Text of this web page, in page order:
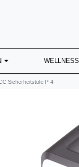
WELLNESS
Sicherheitstufe P-4